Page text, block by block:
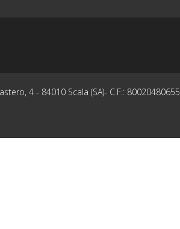
4 - 84010 Scala (SA)- C.F.: 80020480655